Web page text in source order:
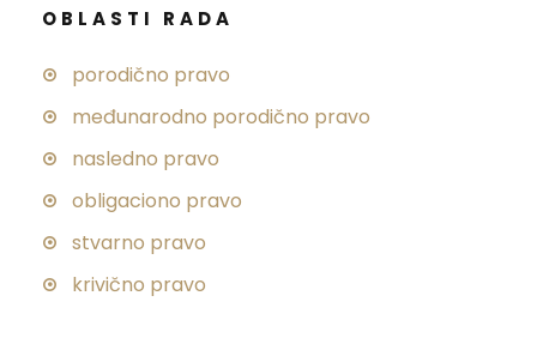
OBLASTI RADA
porodično pravo
međunarodno porodično pravo
nasledno pravo
obligaciono pravo
stvarno pravo
krivično pravo